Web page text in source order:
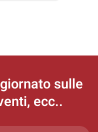
sulle
ecc..